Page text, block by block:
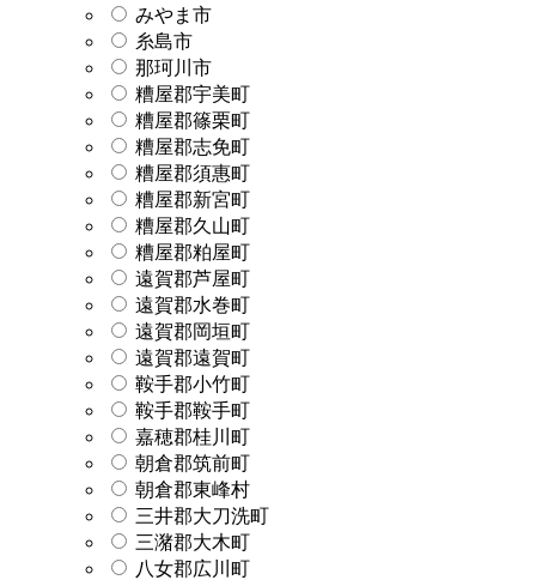
みやま市
糸島市
那珂川市
糟屋郡宇美町
糟屋郡篠栗町
糟屋郡志免町
糟屋郡須惠町
糟屋郡新宮町
糟屋郡久山町
糟屋郡粕屋町
遠賀郡芦屋町
遠賀郡水巻町
遠賀郡岡垣町
遠賀郡遠賀町
鞍手郡小竹町
鞍手郡鞍手町
嘉穂郡桂川町
朝倉郡筑前町
朝倉郡東峰村
三井郡大刀洗町
三潴郡大木町
八女郡広川町